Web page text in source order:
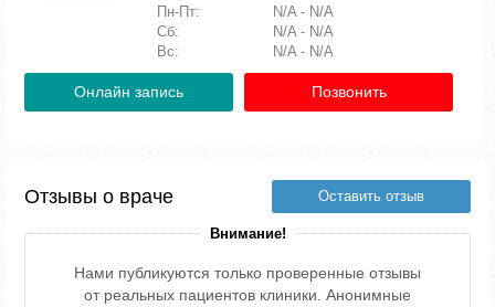
Пн-Пт:
N/A - N/A
Сб:
N/A - N/A
Вс:
N/A - N/A
Онлайн запись Позвонить
Отзывы о враче Оставить отзыв
Внимание!
Нами публикуются только проверенные отзывы
от реальных пациентов клиники. Анонимные